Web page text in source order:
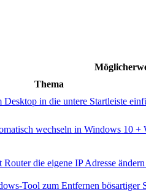
Thema
in die untere Startleiste
wechseln in Windows 10 +
die eigene IP Adresse
Tool zum Entfernen bösartiger